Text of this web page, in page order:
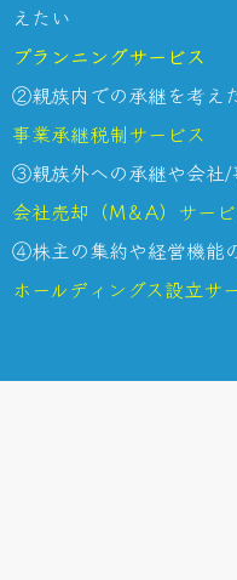
えたい
プランニングサービス
②親族内での承継を考え
事業承継税制サービス
③親族外への承継や会社/
会社売却（M＆A）サー
④株主の集約や経営機能
ホールディングス設立サ